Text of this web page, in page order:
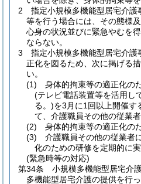
2
指定小規模多機能型居宅介護
等を行う場合には、その態様
心身の状況並びに緊急やむを
ならない。
3
指定小規模多機能型居宅介
正化を図るため、次に掲げる
い。
(1)
身体的拘束等の適正化の
(テレビ電話装置等を活用し
る。)を3月に1回以上開催す
て、介護職員その他の従業
(2)
身体的拘束等の適正化の
(3)
介護職員その他の従業者
化のための研修を定期的に実
(緊急時等の対応)
第34条
小規模多機能型居宅介
多機能型居宅介護の提供を行